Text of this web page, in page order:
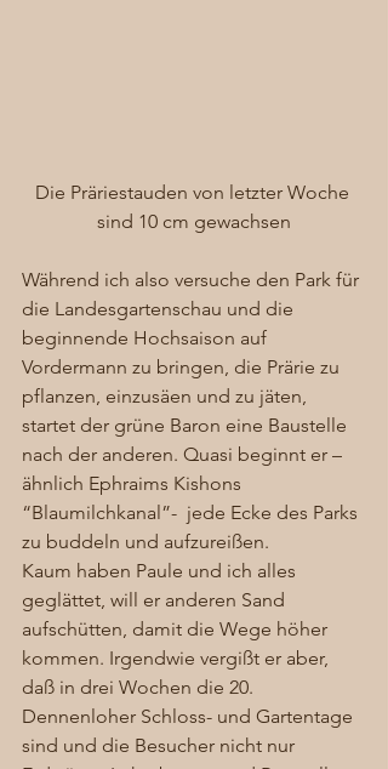
Die Präriestauden von letzter Woche
sind 10 cm gewachsen
Während ich also versuche den Park für
die Landesgartenschau und die
beginnende Hochsaison auf
Vordermann zu bringen, die Prärie zu
pflanzen, einzusäen und zu jäten,
startet der grüne Baron eine Baustelle
nach der anderen. Quasi beginnt er –
ähnlich Ephraims Kishons
“Blaumilchkanal”-  jede Ecke des Parks
zu buddeln und aufzureißen.
Kaum haben Paule und ich alles
geglättet, will er anderen Sand
aufschütten, damit die Wege höher
kommen. Irgendwie vergißt er aber,
daß in drei Wochen die 20.
Dennenloher Schloss- und Gartentage
sind und die Besucher nicht nur